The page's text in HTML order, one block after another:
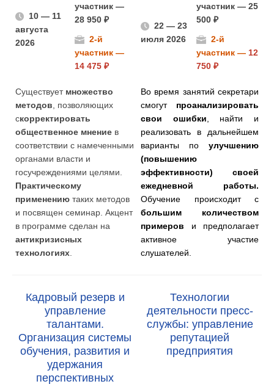
10 — 11
августа
2026
участник —
28 950 ₽
2-й
участник —
14 475 ₽
22 — 23
июля 2026
участник — 25
500 ₽
2-й
участник — 12
750 ₽
Существует множество
методов , позволяющих
скорректировать
общественное мнение в
соответствии с намеченными
органами власти и
госучреждениями целями.
Практическому
применению таких методов
и посвящен семинар. Акцент
в программе сделан на
антикризисных
технологиях
Во время занятий секретари
смогут проанализировать
свои ошибки , найти и
реализовать в дальнейшем
варианты по улучшению
(повышению
эффективности) своей
ежедневной работы.
Обучение происходит с
большим количеством
примеров и предполагает
активное участие
слушателей.
Кадровый резерв и
управление
талантами.
Организация системы
обучения, развития и
удержания
перспективных
Технологии
деятельности пресс-
службы: управление
репутацией
предприятия